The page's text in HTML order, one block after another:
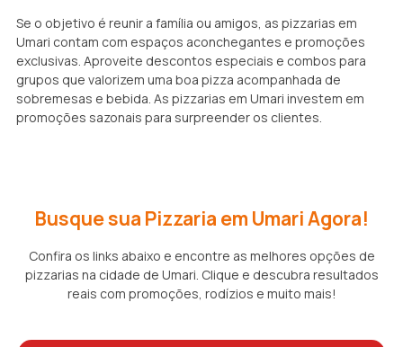
Se o objetivo é reunir a família ou amigos, as pizzarias em
Umari contam com espaços aconchegantes e promoções
exclusivas. Aproveite descontos especiais e combos para
grupos que valorizem uma boa pizza acompanhada de
sobremesas e bebida. As pizzarias em Umari investem em
promoções sazonais para surpreender os clientes.
Busque sua Pizzaria em Umari Agora!
Confira os links abaixo e encontre as melhores opções de
pizzarias na cidade de Umari. Clique e descubra resultados
reais com promoções, rodízios e muito mais!